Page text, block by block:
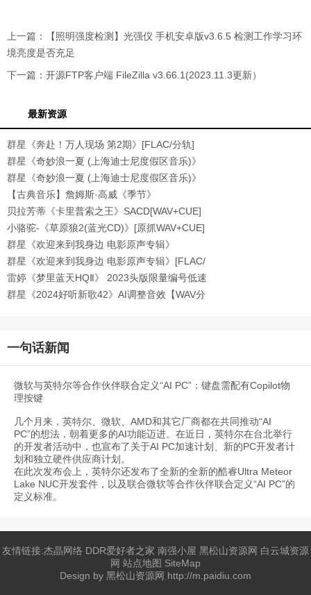
上一篇：
【照明强度检测】光强仪 手机安卓版v3.6.5 检测工作学习环
境亮度是否充足
下一篇： 开源FTP客户端 FileZilla v3.66.1(2023.11.3更新）
最新资源
群星《奔赴！万人现场 第2期》[FLAC/分轨]
[518.8
群星《奇妙浪一夏 (上海迪士尼度假区音乐)》
[32
群星《奇妙浪一夏 (上海迪士尼度假区音乐)》
[FL
【古典音乐】詹姆斯·高威《季节》
1993[WAV+CUE]
贝拉芳蒂《卡里普索之王》SACD[WAV+CUE]
小骆驼-《草原狼2(蓝光CD)》[原抓WAV+CUE]
群星《欢迎来到我身边 电影原声专辑》
[320K/MP3
群星《欢迎来到我身边 电影原声专辑》[FLAC/
分轨
雷婷《梦里蓝天HQⅡ》 2023头版限量编号低速
原抓
群星《2024好听新歌42》AI调整音效【WAV分
一句话新闻
微软与英特尔等合作伙伴联合定义“AI PC”：键盘需配有Copilot物
理按键
几个月来，英特尔、微软、AMD和其它厂商都在共同推动“AI
PC”的想法，朝着更多的AI功能迈进。在近日，英特尔在台北举行
的开发者活动中，也宣布了关于AI PC加速计划、新的PC开发者计
划和独立硬件供应商计划。
在此次发布会上，英特尔还发布了全新的全新的酷睿Ultra Meteor
Lake NUC开发套件，以及联合微软等合作伙伴联合定义“AI PC”的
定义标准。
友情链接:杰晶网络 DDR爱好者之家 南强小屋 黑松山资源网 白云城资源
网 站点地图 SiteMap
Design by 黑松山资源网 http://m.paidiu.com